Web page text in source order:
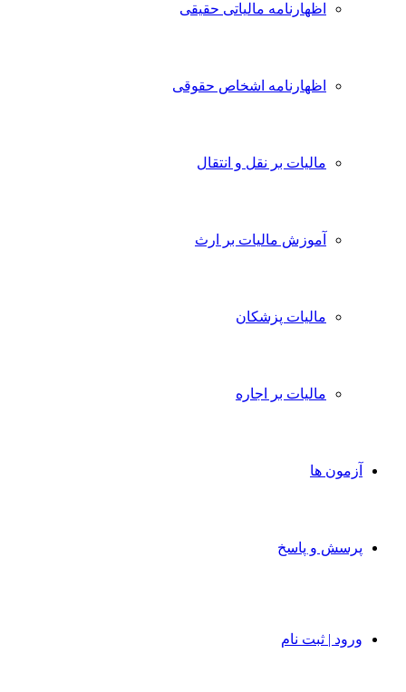
اظهارنامه مالیاتی حقیقی
اظهارنامه اشخاص حقوقی
مالیات بر نقل و انتقال
آموزش مالیات بر ارث
مالیات پزشکان
مالیات بر اجاره
آزمون ها
پرسش و پاسخ
ورود | ثبت نام